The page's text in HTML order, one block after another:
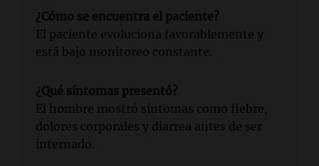
¿Cómo se encuentra el paciente?
El paciente evoluciona favorablemente y
está bajo monitoreo constante.
¿Qué síntomas presentó?
El hombre mostró síntomas como fiebre,
dolores corporales y diarrea antes de ser
internado.